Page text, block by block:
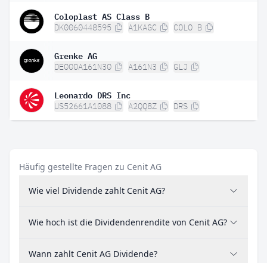
Coloplast AS Class B
DK0060448595 A1KAGC COLO B
Grenke AG
DE000A161N30 A161N3 GLJ
Leonardo DRS Inc
US52661A1088 A2QQ8Z DRS
Häufig gestellte Fragen zu Cenit AG
Wie viel Dividende zahlt Cenit AG?
Wie hoch ist die Dividendenrendite von Cenit AG?
Wann zahlt Cenit AG Dividende?